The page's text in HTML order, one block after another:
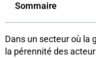
Sommaire
Dans un secteur où la
la pérennité des